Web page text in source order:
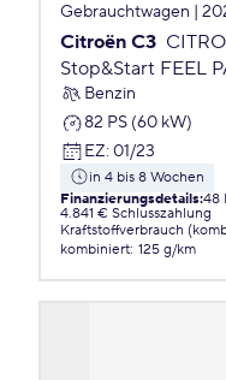
Gebrauchtwagen |
Citroën C3
Stop&Start FEEL
Benzin
82 PS (60 kW)
EZ: 01/23
in 4 bis 8 Wochen
Finanzierungsdetails:48
4.841 € Schlusszahlung
Kraftstoffverbrauch
kombiniert: 125 g/km